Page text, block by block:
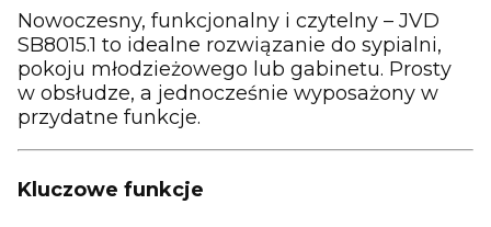
Nowoczesny, funkcjonalny i czytelny – JVD
SB8015.1 to idealne rozwiązanie do sypialni,
pokoju młodzieżowego lub gabinetu. Prosty
w obsłudze, a jednocześnie wyposażony w
przydatne funkcje.
Kluczowe funkcje